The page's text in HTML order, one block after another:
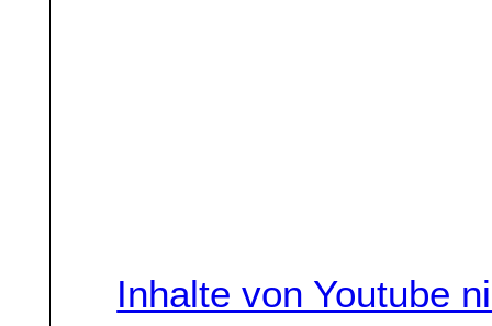
Inhalte von Youtube